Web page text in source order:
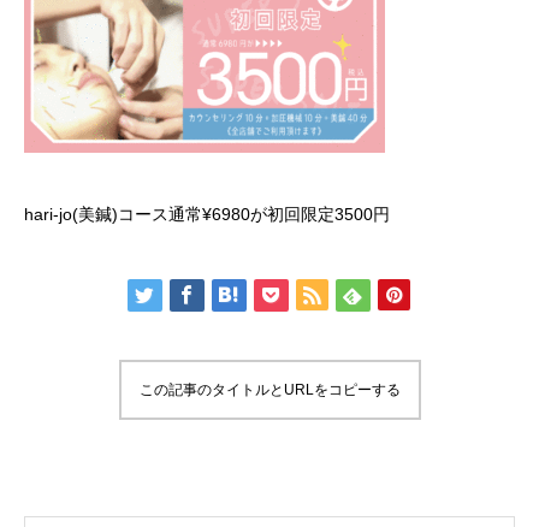
hari-jo(美鍼)コース通常¥6980が初回限定3500円
この記事のタイトルとURLをコピーする